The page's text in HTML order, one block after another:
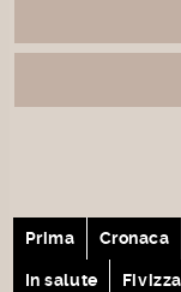
Prima Cronaca
In salute